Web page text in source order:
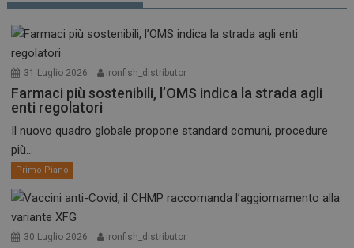
31 Luglio 2026 ironfish_distributor
Farmaci più sostenibili, l’OMS indica la strada agli
enti regolatori
Il nuovo quadro globale propone standard comuni, procedure
più...
Primo Piano
30 Luglio 2026 ironfish_distributor